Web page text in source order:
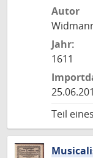
Autor
Jahr:
1611
Teil